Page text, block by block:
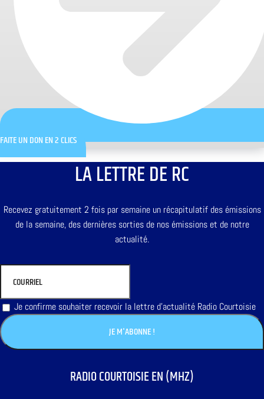
FAITE UN DON EN 2 CLICS
LA LETTRE DE RC
Recevez gratuitement 2 fois par semaine un récapitulatif des émissions
de la semaine, des dernières sorties de nos émissions et de notre
actualité.
Je confirme souhaiter recevoir la lettre d'actualité Radio Courtoisie
RADIO COURTOISIE EN (MHZ)